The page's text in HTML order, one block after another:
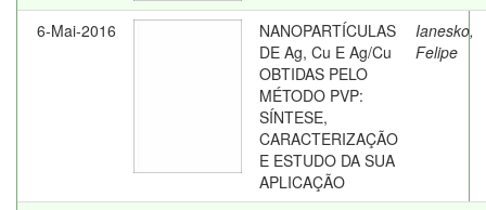
6-Mai-2016
NANOPARTÍCULAS
DE Ag, Cu E Ag/Cu
OBTIDAS PELO
MÉTODO PVP:
SÍNTESE,
CARACTERIZAÇÃO
E ESTUDO DA SUA
APLICAÇÃO
Ianesko,
Felipe